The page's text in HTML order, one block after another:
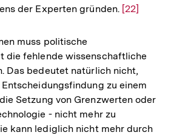
der Experten gründen. Zur
Fußnote
[22]
muss politische
die fehlende wissenschaftliche
Das bedeutet natürlich nicht,
zu einem
Setzung von Grenzwerten oder
- nicht mehr zu
kann lediglich nicht mehr durch